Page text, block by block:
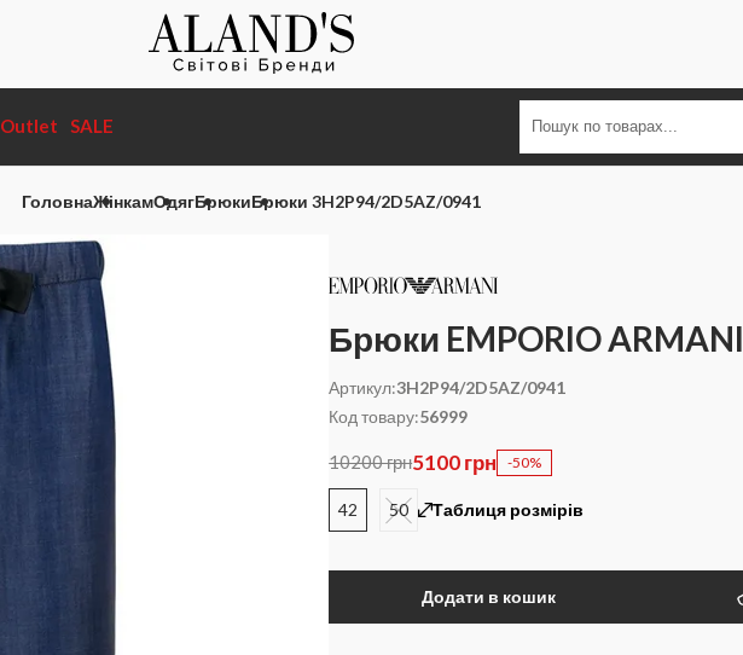
Outlet SALE
ГоловнаЖінкамОдягБрюкиБрюки 3H2P94/2D5AZ/0941
Брюки EMPORIO ARMANI
Артикул:3H2P94/2D5AZ/0941
Код товару:56999
10200 грн5100 грн -50%
42 50 Таблиця розмірів
Додати в кошик